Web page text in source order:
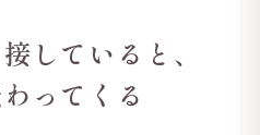
していると、
ってくる